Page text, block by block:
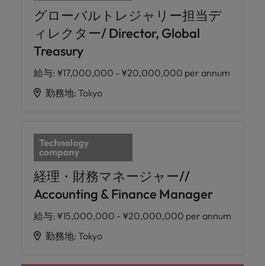
グローバルトレジャリー担当デ
ィレクター/ Director, Global
Treasury
給与: ¥17,000,000 - ¥20,000,000 per annum
勤務地: Tokyo
経理・財務マネージャー//
Accounting & Finance Manager
給与: ¥15,000,000 - ¥20,000,000 per annum
勤務地: Tokyo